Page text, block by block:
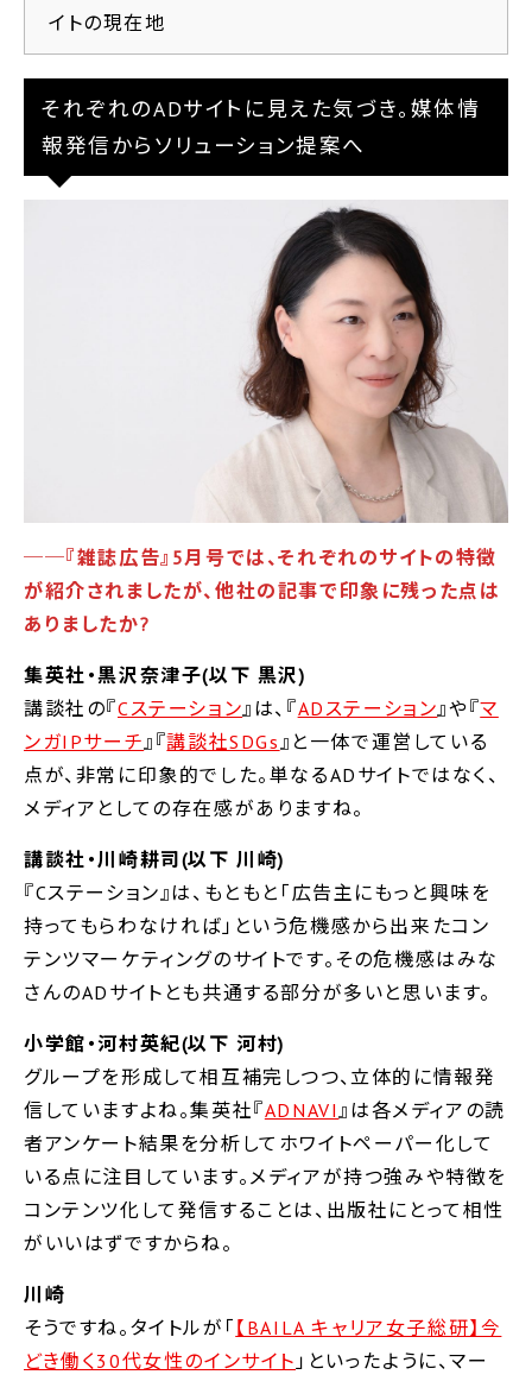
イトの現在地
それぞれのADサイトに見えた気づき。媒体情
報発信からソリューション提案へ
──『雑誌広告』5月号では、それぞれのサイトの特徴
が紹介されましたが、他社の記事で印象に残った点は
ありましたか?
集英社・黒沢奈津子(以下 黒沢)
講談社の『Cステーション』は、『ADステーション』や『マ
ンガIPサーチ』『講談社SDGs』と一体で運営している
点が、非常に印象的でした。単なるADサイトではなく、
メディアとしての存在感がありますね。
講談社・川崎耕司(以下 川崎)
『Cステーション』は、もともと「広告主にもっと興味を
持ってもらわなければ」という危機感から出来たコン
テンツマーケティングのサイトです。その危機感はみな
さんのADサイトとも共通する部分が多いと思います。
小学館・河村英紀(以下 河村)
グループを形成して相互補完しつつ、立体的に情報発
信していますよね。集英社『ADNAVI』は各メディアの読
者アンケート結果を分析してホワイトペーパー化して
いる点に注目しています。メディアが持つ強みや特徴を
コンテンツ化して発信することは、出版社にとって相性
がいいはずですからね。
川崎
そうですね。タイトルが「 【BAILA キャリア女子総研】今
どき働く30代女性のインサイト」といったように、マー